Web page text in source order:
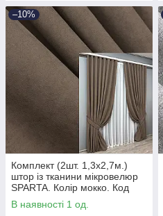
–10%
Комплект (2шт. 1,3х2,7м.)
штор із тканини мікровелюр
SPARTA. Колір мокко. Код
1036ш 39-773
В наявності 1 од.